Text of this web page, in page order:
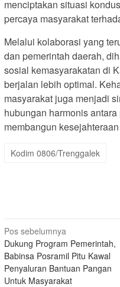
menciptakan situasi
percaya masyarakat
Melalui kolaborasi yang
dan pemerintah daerah,
sosial kemasyarakatan di
berjalan lebih optimal.
masyarakat juga menjadi
hubungan harmonis
membangun
Kodim 0806/Trenggalek
Navigasi
pos
Pos sebelumnya
Dukung Program Pemerintah,
Babinsa Posramil Pitu Kawal
Penyaluran Bantuan Pangan
Untuk Masyarakat